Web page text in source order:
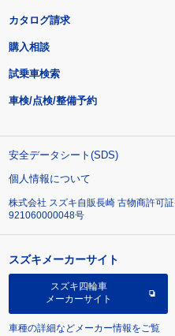
カタログ請求
購入相談
試乗車検索
車検/点検/整備予約
安全データシート(SDS)
個人情報について
株式会社 スズキ自販長崎 古物商許可
921060000048号
スズキメーカーサイト
スズキ四輪車
メーカーサイト
車種の詳細などメーカー情報をご覧